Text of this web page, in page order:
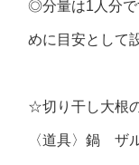
◎分量は1人分で
めに目安として
☆切り干し大根
〈道具〉鍋 ザ